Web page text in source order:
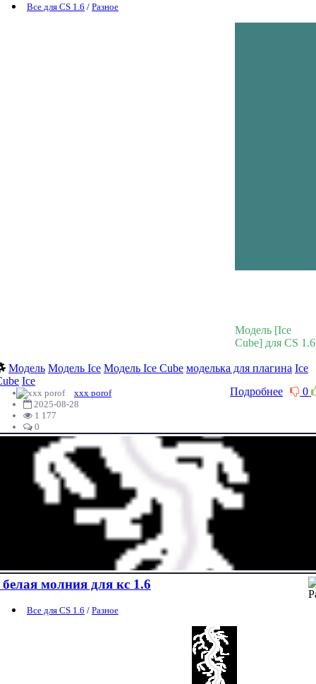
Все для CS 1.6 / Разное
Модель [Ice
Cube] для CS 1.6
Модель Модель Ice Модель Ice Cube моделька для плагина Ice
Ice
0
Подробнее
xxx porof
2025-08-28
1 177
0
белая молния для кс 1.6
Все для CS 1.6 / Разное